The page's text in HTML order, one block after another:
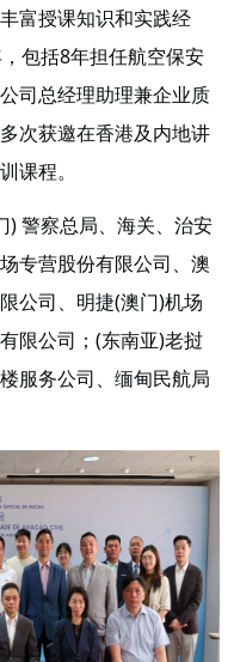
富授课知识和实践经
包括8年担任航空保安
司总经理助理兼企业质
次获邀在香港及内地讲
课程。
) 警察总局、海关、治安
专营股份有限公司、澳
公司、明捷(澳门)机场
限公司；(东南亚)老挝
服务公司、缅甸民航局